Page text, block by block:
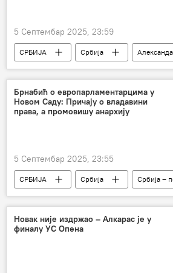
5 Септембар 2025, 23:59
СРБИЈА Србија
Брнабић о европарламентарцима у
Новом Саду: Причају о владавини
права, а промовишу анархију
5 Септембар 2025, 23:55
СРБИЈА Србија
Србија –
Ана Брнабић
Новак није издржао – Алкарас је у
финалу УС Опена